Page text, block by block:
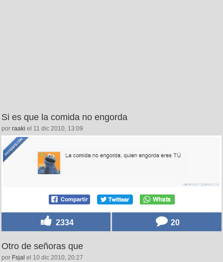
Si es que la comida no engorda
por raaki el 11 dic 2010, 13:09
2334 20
Otro de señoras que
por Fsjal el 10 dic 2010, 20:27